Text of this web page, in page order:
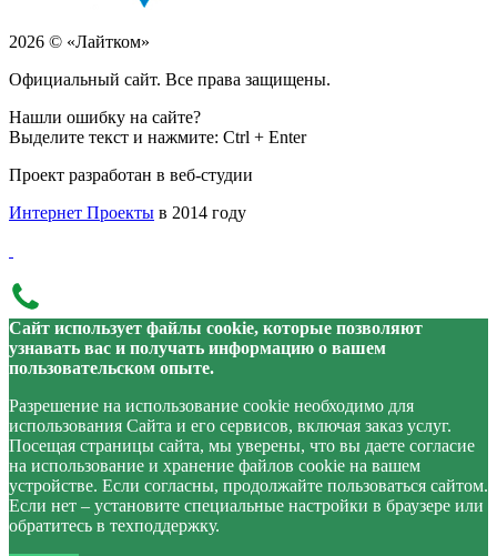
2026 © «Лайтком»
Официальный сайт. Все права защищены.
Нашли ошибку на сайте?
Выделите текст и нажмите: Ctrl + Enter
Проект разработан в веб-студии
Интернет Проекты в 2014 году
Сайт использует файлы cookie, которые позволяют
узнавать вас и получать информацию о вашем
пользовательском опыте.
Разрешение на использование cookie необходимо для
использования Сайта и его сервисов, включая заказ услуг.
Посещая страницы сайта, мы уверены, что вы даете согласие
на использование и хранение файлов cookie на вашем
устройстве. Если согласны, продолжайте пользоваться сайтом.
Если нет – установите специальные настройки в браузере или
обратитесь в техподдержку.